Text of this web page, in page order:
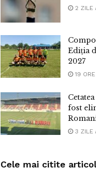
2 ZILE
Ediția
2027
19 ORE
fost
3 ZILE
Cele mai citite